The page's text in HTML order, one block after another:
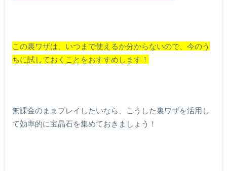
この裏ワザは、いつまで使えるか分からないので、今のう
ちに試しておくことをおすすめします！
無課金のままプレイしたいなら、こうした裏ワザを活用し
て効率的に宝晶石を集めておきましょう！